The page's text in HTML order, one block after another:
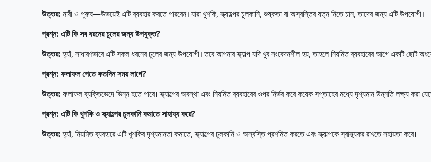
উত্তর: নারী ও পুরুষ—উভয়েই এটি ব্যবহার করতে পারবেন। যারা খুশকি, স্ক্যাল্পের চুলকানি, শুষ্কতা বা অস্বস্তির যত্ন নিতে চান, তাদের জন্য এটি উপযোগী।
প্রশ্ন: এটিকিসব ধরনেরচুলেরজন্যউপযুক্ত?
উত্তর:হ্যাঁ, সাধারণভাবে এটি সকল ধরনের চুলের জন্য উপযোগী। তবে আপনার স্ক্যাল্প যদি খুব সংবেদনশীল হয়, তাহলে নিয়মিত ব্যবহারের আগে একটি ছোট
প্রশ্ন: ফলাফলপেতেকতদিনসময়লাগে?
উত্তর: ফলাফল ব্যক্তিভেদে ভিন্ন হতে পারে। স্ক্যাল্পের অবস্থা এবং নিয়মিত ব্যবহারের ওপর নির্ভর করে কয়েক সপ্তাহের মধ্যে দৃশ্যমান উন্নতি লক্ষ্য করা
প্রশ্ন: এটিকিখুশকিওস্ক্যাল্পেরচুলকানিকমাতেসাহায্যকরে?
উত্তর:হ্যাঁ, নিয়মিত ব্যবহারে এটি খুশকির দৃশ্যমানতা কমাতে, স্ক্যাল্পের চুলকানি ও অস্বস্তি প্রশমিত করতে এবং স্ক্যাল্পকে স্বাস্থ্যকর রাখতে সহায়তা করে।